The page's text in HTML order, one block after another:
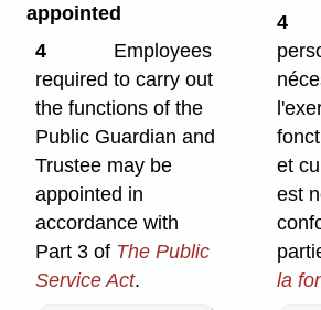
appointed
4
Employees
required to carry out
the functions of the
Public Guardian and
Trustee may be
appointed in
accordance with
Part 3 of The Public
Service Act.
4
et
est
la